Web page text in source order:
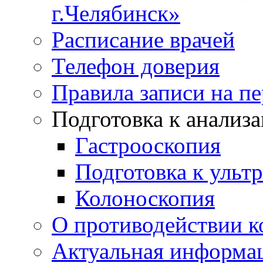
г.Челябинск»
Расписание врачей
Телефон доверия
Правила записи на
Подготовка к
Гастрооскопия
Подготовка к
Колоноскопия
О противодействии
Актуальная